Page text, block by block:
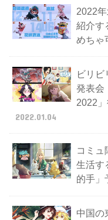
2022
紹介す
めちゃ
ビリビ
発表会
2022
2022.01.04
コミュ
生活す
的手」
中国の